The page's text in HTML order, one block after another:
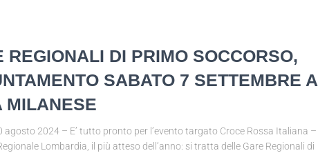
REGIONALI DI PRIMO SOCCORSO,
SABATO 7 SETTEMBRE A
MILANESE
agosto 2024 – E’ tutto pronto per l’evento targato Croce Rossa Italiana –
Lombardia, il più atteso dell’anno: si tratta delle Gare Regionali di